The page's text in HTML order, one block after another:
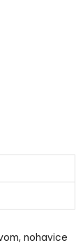
nohavice